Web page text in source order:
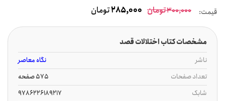
قیمت: 300,000تومان 285,000تومان
مشخصات کتاب اختلالات قصد
ناشر
نگاه معاصر
تعداد صفحات
575 صفحه
شابک
9786226189217